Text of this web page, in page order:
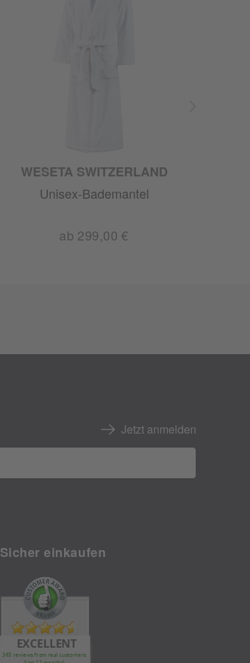
WESETA SWITZERLAND
Unisex-Bademantel
ab 299,00 €
Jetzt anmelden
Sicher einkaufen
EXCELLENT
385 reviews from real customers